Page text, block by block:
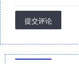
提交评论